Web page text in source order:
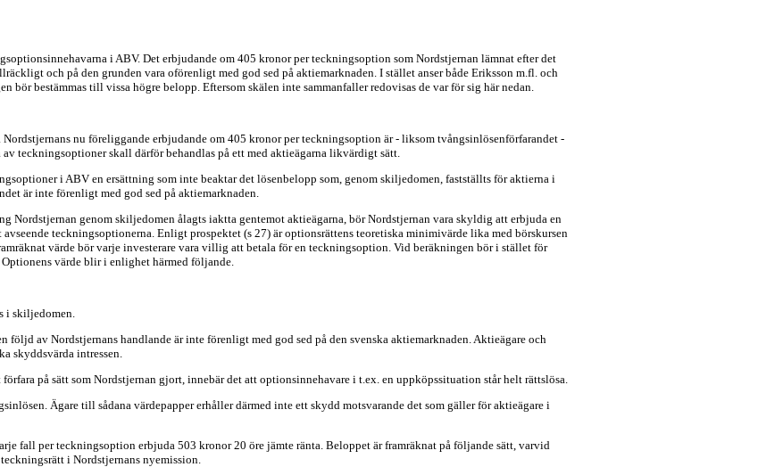
i ABV. Det erbjudande om 405 kronor per teckningsoption som Nordstjernan lämnat efter det
och på den grunden vara oförenligt med god sed på aktiemarknaden. I stället anser både Eriksson m.fl. och
bör bestämmas till vissa högre belopp. Eftersom skälen inte sammanfaller redovisas de var för sig här nedan.
nu föreliggande erbjudande om 405 kronor per teckningsoption är - liksom tvångsinlösenförfarandet -
teckningsoptioner skall därför behandlas på ett med aktieägarna likvärdigt sätt.
i ABV en ersättning som inte beaktar det lösenbelopp som, genom skiljedomen, fastställts för aktierna i
är inte förenligt med god sed på aktiemarknaden.
genom skiljedomen ålagts iaktta gentemot aktieägarna, bör Nordstjernan vara skyldig att erbjuda en
teckningsoptionerna. Enligt prospektet (s 27) är optionsrättens teoretiska minimivärde lika med börskursen
värde bör varje investerare vara villig att betala för en teckningsoption. Vid beräkningen bör i stället för
värde blir i enlighet härmed följande.
i skiljedomen.
av Nordstjernans handlande är inte förenligt med god sed på den svenska aktiemarknaden. Aktieägare och
skyddsvärda intressen.
på sätt som Nordstjernan gjort, innebär det att optionsinnehavare i t.ex. en uppköpssituation står helt rättslösa.
Ägare till sådana värdepapper erhåller därmed inte ett skydd motsvarande det som gäller för aktieägare i
fall per teckningsoption erbjuda 503 kronor 20 öre jämte ränta. Beloppet är framräknat på följande sätt, varvid
i Nordstjernans nyemission.